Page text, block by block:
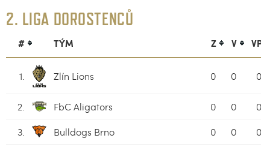
2. LIGA DOROSTENCŮ
# TÝM Z V VP
1. Zlín Lions 0 0 0
2. FbC Aligators 0 0
0
3.
Bulldogs Brno 0 0 0